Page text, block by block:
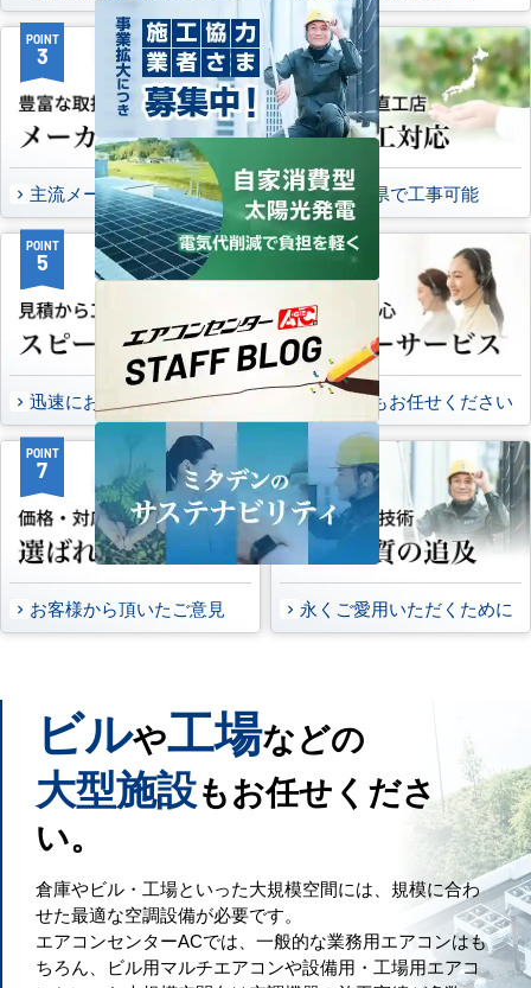
POINT
3
主流メーカーを全取扱可能
POINT
4
47都道府県で工事可能
POINT
5
迅速にお届け出来る理由
POINT
万一の時もお任せください
POINT
7
お客様から頂いたご意見
8
永くご愛用いただくために
ビルや工場などの
大型施設もお任せくださ
い。
倉庫やビル・工場といった大規模空間には、規模に合わ
せた最適な空調設備が必要です。
エアコンセンターACでは、一般的な業務用エアコンはも
ちろん、ビル用マルチエアコンや設備用・工場用エアコ